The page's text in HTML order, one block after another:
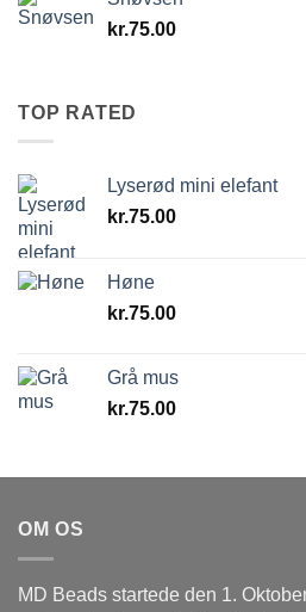
kr.75.00
TOP RATED
Lyserød mini elefant
kr.75.00
Høne
kr.75.00
Grå mus
kr.75.00
OM OS
MD Beads startede den 1.